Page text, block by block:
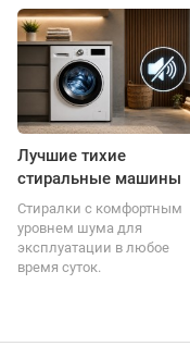
Лучшие тихие
стиральные машины
Стиралки с комфортным
уровнем шума для
эксплуатации в любое
время суток.